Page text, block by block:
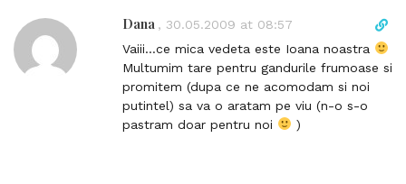
Dana , 30.05.2009 at 08:57
D
Vaiii…ce mica vedeta este Ioana noastra
Multumim tare pentru gandurile frumoase si
promitem (dupa ce ne acomodam si noi
putintel) sa va o aratam pe viu (n-o s-o
pastram doar pentru noi
)